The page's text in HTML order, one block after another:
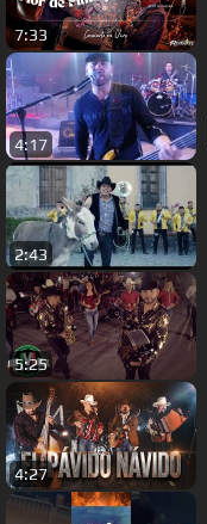
7:33
4:17
2:43
5:25
4:27